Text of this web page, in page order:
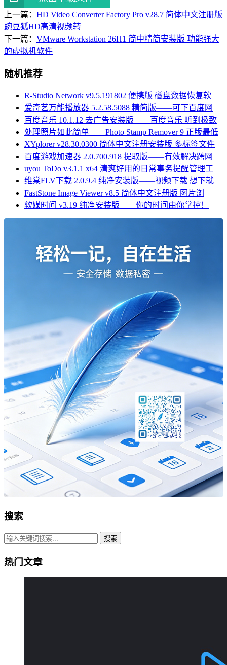
上一篇： HD Video Converter Factory Pro v28.7 简体中文注册版
豌豆狐HD高清视频转
下一篇： VMware Workstation 26H1 简中精简安装版 功能强大
的虚拟机软件
随机推荐
R-Studio Network v9.5.191802 便携版 磁盘数据恢复软
爱奇艺万能播放器 5.2.58.5088 精简版——可下百度网
百度音乐 10.1.12 去广告安装版——百度音乐 听到极致
处理照片如此简单——Photo Stamp Remover 9 正版最低
XYplorer v28.30.0300 简体中文注册安装版 多标签文件
百度游戏加速器 2.0.700.918 提取版——有效解决跨网
uyou ToDo v3.1.1 x64 清爽好用的日常事务提醒管理工
维棠FLV下载 2.0.9.4 纯净安装版——视频下载 想下就
FastStone Image Viewer v8.5 简体中文注册版 图片浏
软媒时间 v3.19 纯净安装版——你的时间由你掌控！
搜索
搜索
热门文章